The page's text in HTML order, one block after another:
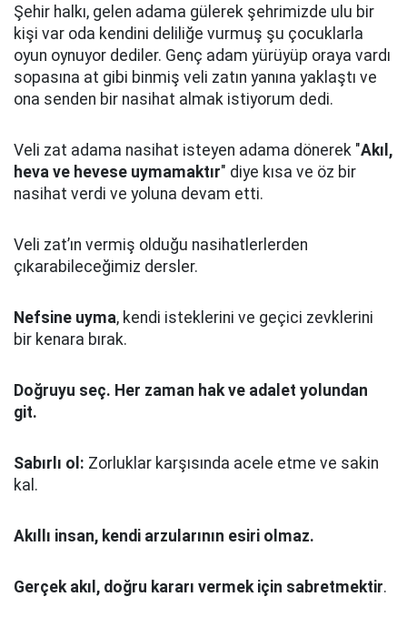
Şehir halkı, gelen adama gülerek şehrimizde ulu bir
kişi var oda kendini deliliğe vurmuş şu çocuklarla
oyun oynuyor dediler. Genç adam yürüyüp oraya vardı
sopasına at gibi binmiş veli zatın yanına yaklaştı ve
ona senden bir nasihat almak istiyorum dedi.
Veli zat adama nasihat isteyen adama dönerek "Akıl,
heva ve hevese uymamaktır" diye kısa ve öz bir
nasihat verdi ve yoluna devam etti.
Veli zat’ın vermiş olduğu nasihatlerlerden
çıkarabileceğimiz dersler.
Nefsine uyma, kendi isteklerini ve geçici zevklerini
bir kenara bırak.
Doğruyu seç. Her zaman hak ve adalet yolundan
git.
Sabırlı ol: Zorluklar karşısında acele etme ve sakin
kal.
Akıllı insan, kendi arzularının esiri olmaz.
Gerçek akıl, doğru kararı vermek için sabretmektir.